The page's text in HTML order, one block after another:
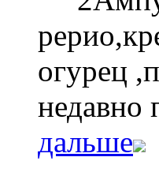
огурец
недавно
дальше